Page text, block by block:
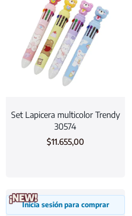
Set Lapicera multicolor Trendy
30574
$11.655,00
Inicia sesión para comprar